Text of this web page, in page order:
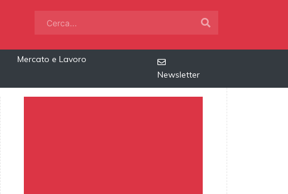
Mercato e Lavoro
Newsletter